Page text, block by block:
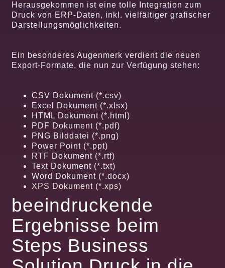
Herausgekommen ist eine tolle Integration zum
Druck von ERP-Daten, inkl. vielfältiger grafischer
Darstellungsmöglichkeiten.
Ein besonderes Augenmerk verdient die neuen
Export-Formate, die nun zur Verfügung stehen:
CSV Dokument (*.csv)
Excel Dokument (*.xlsx)
HTML Dokument (*.html)
PDF Dokument (*.pdf)
PNG Bilddatei (*.png)
Power Point (*.ppt)
RTF Dokument (*.rtf)
Text Dokument (*.txt)
Word Dokument (*.docx)
XPS Dokument (*.xps)
beeindruckende
Ergebnisse beim
Steps Business